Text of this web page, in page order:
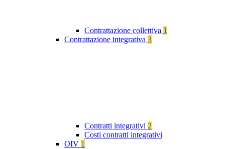
Contrattazione collettiva 1
Contrattazione integrativa 3
Contratti integrativi 2
Costi contratti integrativi
OIV 1